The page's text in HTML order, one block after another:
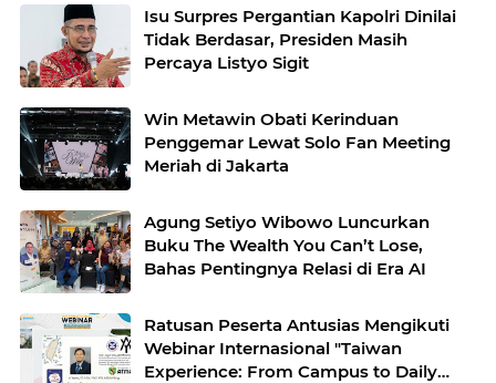
Isu Surpres Pergantian Kapolri Dinilai
Tidak Berdasar, Presiden Masih
Percaya Listyo Sigit
Win Metawin Obati Kerinduan
Penggemar Lewat Solo Fan Meeting
Meriah di Jakarta
Agung Setiyo Wibowo Luncurkan
Buku The Wealth You Can’t Lose,
Bahas Pentingnya Relasi di Era AI
Ratusan Peserta Antusias Mengikuti
Webinar Internasional "Taiwan
Experience: From Campus to Daily